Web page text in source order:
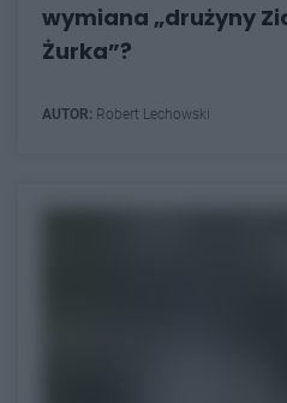
wymiana „drużyny
Żurka”?
AUTOR: Robert Lechowski